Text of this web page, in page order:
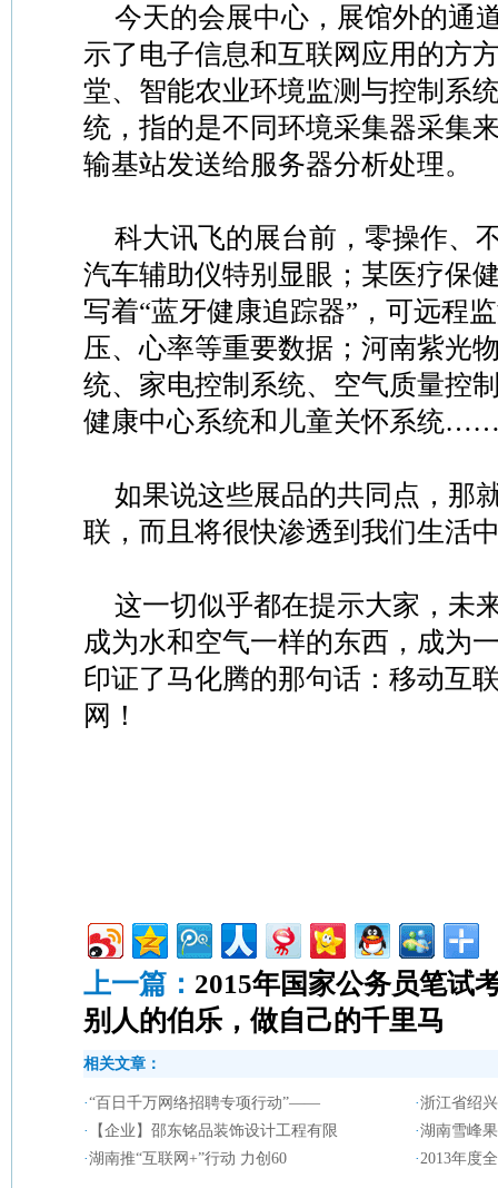
今天的会展中心，展馆外的通
示了电子信息和互联网应用的方
堂、智能农业环境监测与控制系
统，指的是不同环境采集器采集
输基站发送给服务器分析处理。
科大讯飞的展台前，零操作、
汽车辅助仪特别显眼；某医疗保
写着“蓝牙健康追踪器”，可远程
压、心率等重要数据；河南紫光
统、家电控制系统、空气质量控
健康中心系统和儿童关怀系统
如果说这些展品的共同点，那
联，而且将很快渗透到我们生活
这一切似乎都在提示大家，未
成为水和空气一样的东西，成为
印证了马化腾的那句话：移动互
网！
上一篇： 2015年国家公务员笔试
别人的伯乐，做自己的千里马
相关文章：
·“百日千万网络招聘专项行动”—— ·浙江省绍
·
【企业】邵东铭品装饰设计工程有限 ·湖南雪峰
·湖南推“互联网+”行动 力创60 ·2013年度